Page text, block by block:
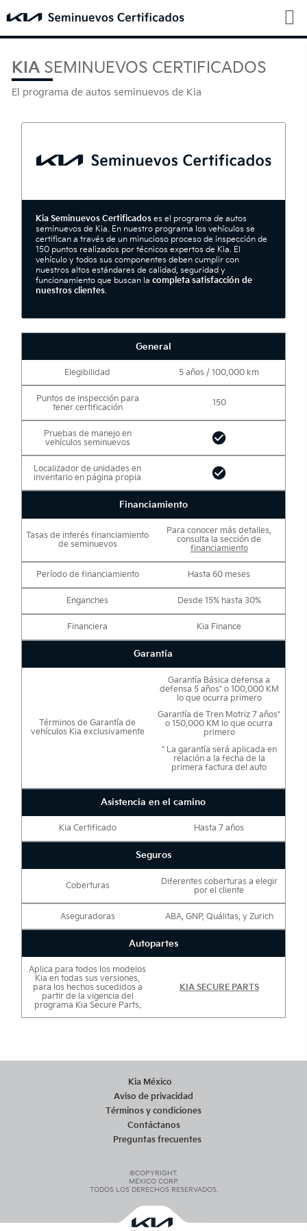
KIASEMINUEVOS CERTIFICADOS
El programa de autos seminuevos de Kia
Kia Seminuevos Certificadoses el programa de autos
seminuevos de Kia. En nuestro programa los vehículos se
certifican a través de un minucioso proceso de inspección de
150 puntos realizados por técnicos expertos de Kia. El
vehículo y todos sus componentes deben cumplir con
nuestros altos estándares de calidad, seguridad y
funcionamiento que buscan la completa satisfacción de
nuestros clientes.
General
Elegibilidad 5 años / 100,000 km
Puntos de inspección para
tener certificación
150
Pruebas de manejo en
vehículos seminuevos
Localizador de unidades en
inventario en página propia
Financiamiento
Tasas de interés financiamiento
de seminuevos
Para conocer más detalles,
consulta la sección de
financiamiento
Período de financiamiento Hasta 60 meses
Enganches Desde 15% hasta 30%
Financiera Kia Finance
Garantía
Términos de Garantía de
vehículos Kia exclusivamente
Garantía Básica defensa a
defensa 5 años* o 100,000 KM
lo que ocurra primero
Garantía de Tren Motriz 7 años*
o 150,000 KM lo que ocurra
primero
* La garantía será aplicada en
relación a la fecha de la
primera factura del auto
Asistencia en el camino
Kia Certificado Hasta 7 años
Seguros
Coberturas
Diferentes coberturas a elegir
por el cliente
Aseguradoras ABA, GNP, Quálitas, y Zurich
Autopartes
Aplica para todos los modelos
Kia en todas sus versiones,
para los hechos sucedidos a
partir de la vigencia del
programa Kia Secure Parts.
KIA SECURE PARTS
Kia México
Aviso de privacidad
Términos y condiciones
Contáctanos
Preguntas frecuentes
©COPYRIGHT.
MÉXICO CORP.
TODOS LOS DERECHOS RESERVADOS.